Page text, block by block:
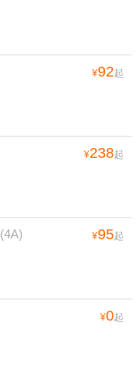
¥92起
¥238起
(4A) ¥95起
¥0起